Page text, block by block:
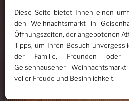
Diese Seite bietet Ihnen einen
den Weihnachtsmarkt in
Öffnungszeiten, der angebotenen
Tipps, um Ihren Besuch
der Familie, Freunden oder
Geisenhausener
voller Freude und Besinnlichkeit.